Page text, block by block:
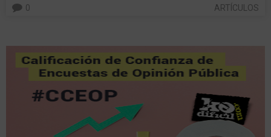
ARTÍCULOS
0